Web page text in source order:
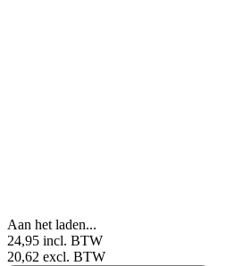
Aan het laden...
24,95 incl. BTW
20,62 excl. BTW